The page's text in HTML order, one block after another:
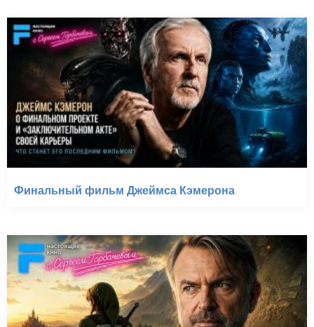
Финальный фильм Джеймса Кэмерона